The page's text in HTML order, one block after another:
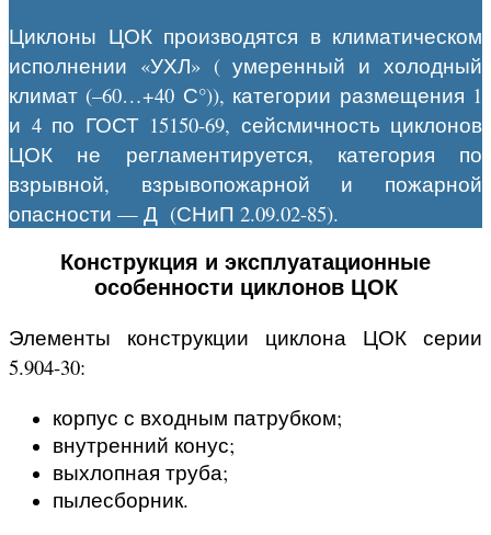
Циклоны ЦОК производятся в климатическом
исполнении «УХЛ» ( умеренный и холодный
климат (–60…+40 С°)), категории размещения 1
и 4 по ГОСТ 15150-69, сейсмичность циклонов
ЦОК не регламентируется, категория по
взрывной, взрывопожарной и пожарной
опасности — Д (СНиП 2.09.02-85).
Конструкция и эксплуатационные
особенности циклонов ЦОК
Элементы конструкции циклона ЦОК серии
5.904-30:
корпус с входным патрубком;
внутренний конус;
выхлопная труба;
пылесборник.